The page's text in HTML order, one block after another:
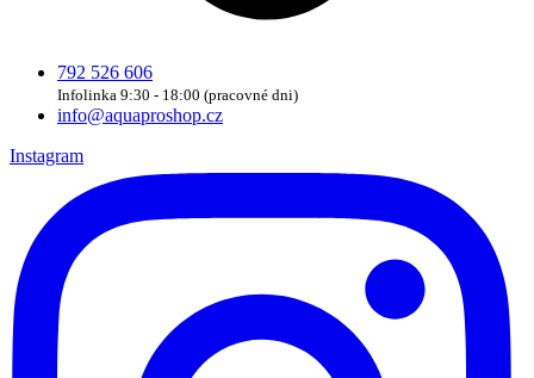
792 526 606
Infolinka 9:30 - 18:00 (pracovné dni)
info@aquaproshop.cz
Instagram